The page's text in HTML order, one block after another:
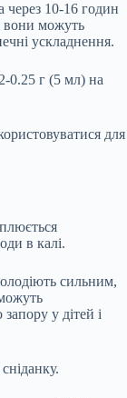
10-16 годин
вони можуть
ускладнення.
0.25 г (5 мл) на
для
в калі.
сильним,
у дітей і